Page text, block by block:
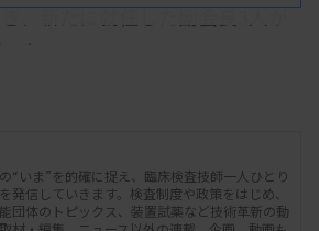
、新たに就任した副会長3人が
た。
“いま”を的確に捉え、臨床検査技師一人ひとり
発信していきます。検査制度や政策をはじめ、
団体のトピックス、装置試薬など技術革新の動